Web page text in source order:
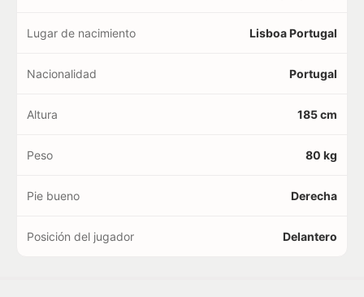
Lugar de nacimiento Lisboa Portugal
Nacionalidad Portugal
Altura 185 cm
Peso 80 kg
Pie bueno Derecha
Posición del jugador Delantero